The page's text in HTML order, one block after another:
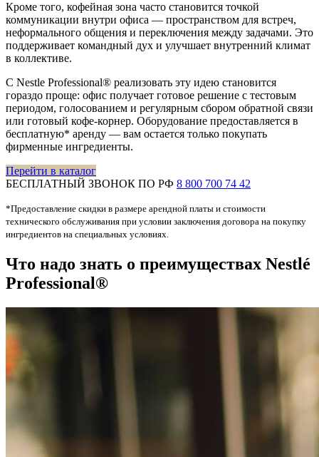
Кроме того, кофейная зона часто становится точкой
коммуникации внутри офиса — пространством для встреч,
неформального общения и переключения между задачами. Это
поддерживает командный дух и улучшает внутренний климат
в коллективе.
С Nestle Professional® реализовать эту идею становится
гораздо проще: офис получает готовое решение с тестовым
периодом, голосованием и регулярным сбором обратной связи
или готовый кофе-корнер. Оборудование предоставляется в
бесплатную* аренду — вам остается только покупать
фирменные ингредиенты.
Перейти в каталог
БЕСПЛАТНЫЙ ЗВОНОК ПО РФ 8 800 700 74 42
*Предоставление скидки в размере арендной платы и стоимости
технического обслуживания при условии заключения договора на покупку
ингредиентов на специальных условиях.
Что надо знать о преимуществах Nestlé
Professional®